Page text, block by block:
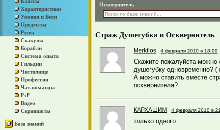
Характеристики
Умения и Вехи
Предметы
Руны
Скакуны
Корабли
Система опыта
Гильдии
Чистилище
Профессии
Чат-команды
PvP
Видео
Скриншоты
База знаний
Осквернитель
Страж Душегубка и Осквернитель
Merkilos 4 февраля 2010 в 18:00
Скажите пожалуйста можно
душегубку одновременно? (
А можно ставить вместе
осквернителя?
КАРХАШИМ 4 февраля 2010 в
только одного